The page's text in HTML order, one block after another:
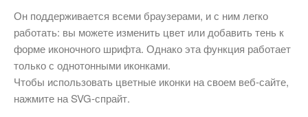
Он поддерживается всеми браузерами, и с ним легко
работать: вы можете изменить цвет или добавить тень к
форме иконочного шрифта. Однако эта функция работает
только с однотонными иконками.
Чтобы использовать цветные иконки на своем веб-сайте,
нажмите на SVG-спрайт.